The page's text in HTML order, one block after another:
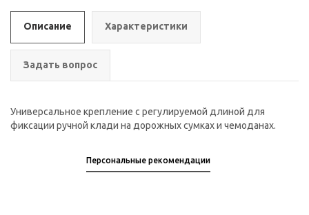
Описание Характеристики
Задать вопрос
Универсальное крепление с регулируемой длиной для
фиксации ручной клади на дорожных сумках и чемоданах.
Персональные рекомендации